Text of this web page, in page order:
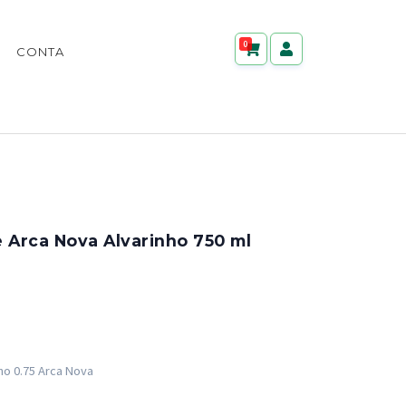
0
CONTA
Arca Nova Alvarinho 750 ml
0.75 Arca Nova